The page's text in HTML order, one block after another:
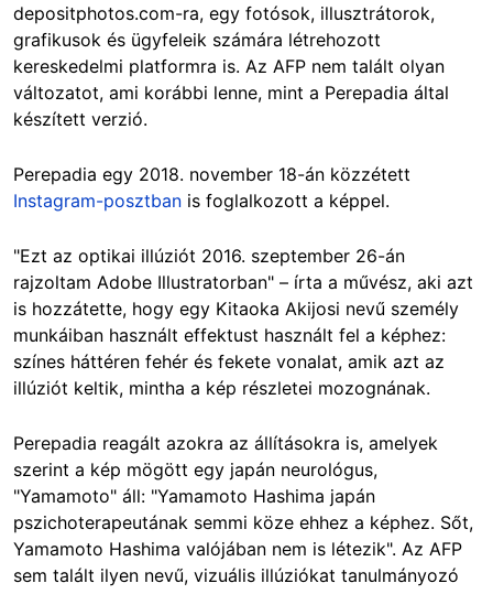
depositphotos.com-ra, egy fotósok, illusztrátorok,
grafikusok és ügyfeleik számára létrehozott
kereskedelmi platformra is. Az AFP nem talált olyan
változatot, ami korábbi lenne, mint a Perepadia által
készített verzió.
Perepadia egy 2018. november 18-án közzétett
Instagram-posztban is foglalkozott a képpel.
"Ezt az optikai illúziót 2016. szeptember 26-án
rajzoltam Adobe Illustratorban" – írta a művész, aki azt
is hozzátette, hogy egy Kitaoka Akijosi nevű személy
munkáiban használt effektust használt fel a képhez:
színes háttéren fehér és fekete vonalat, amik azt az
illúziót keltik, mintha a kép részletei mozognának.
Perepadia reagált azokra az állításokra is, amelyek
szerint a kép mögött egy japán neurológus,
"Yamamoto" áll: "Yamamoto Hashima japán
pszichoterapeutának semmi köze ehhez a képhez. Sőt,
Yamamoto Hashima valójában nem is létezik". Az AFP
sem talált ilyen nevű, vizuális illúziókat tanulmányozó